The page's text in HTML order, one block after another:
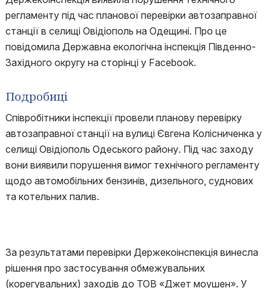
регламенту під час планової перевірки автозаправної
станції в селищі Овідіополь на Одещині. Про це
повідомила Державна екологічна інспекція Південно-
Західного округу на сторінці у Facebook.
Подробиці
Співробітники інспекції провели планову перевірку
автозаправної станції на вулиці Євгена Колісниченка у
селищі Овідіополь Одеського району. Під час заходу
вони виявили порушення вимог технічного регламенту
щодо автомобільних бензинів, дизельного, суднових
та котельних палив.
За результатами перевірки Держекоінспекція винесла
рішення про застосування обмежувальних
(корегувальних) заходів до ТОВ «Джет моушен». У